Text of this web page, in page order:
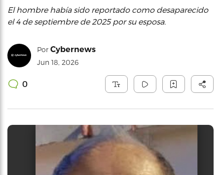
El hombre había sido reportado como desaparecido
el 4 de septiembre de 2025 por su esposa.
Por Cybernews
Jun 18, 2026
0